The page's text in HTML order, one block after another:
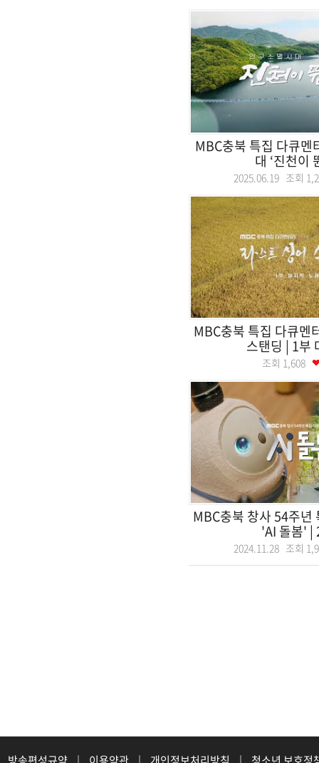
MBC충북 특집 다큐멘
대 ‘진천이
2025.06.19 조회
MBC충북 특집 다큐멘
스탠딩 | 1부
조회 1,608
MBC충북 창사 54주년
'AI 돌봄' |
2024.11.28 조회